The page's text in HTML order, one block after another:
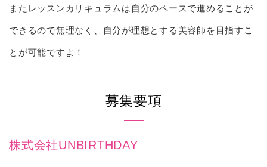
またレッスンカリキュラムは自分のペースで進めることが
できるので無理なく、自分が理想とする美容師を目指すこ
とが可能ですよ！
募集要項
株式会社UNBIRTHDAY